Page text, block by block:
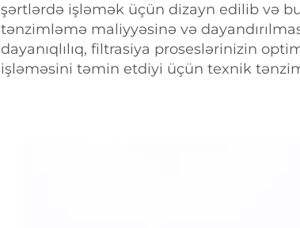
şərtlərdə işləmək üçün dizayn edilib və
tənzimləmə maliyyəsinə və
dayanıqlılıq, filtrasiya proseslərinizin
işləməsini təmin etdiyi üçün texnik